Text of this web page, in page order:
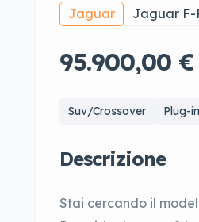
Jaguar Jaguar F-
95.900,00 €
Suv/Crossover Plug-
Descrizione
Stai cercando il